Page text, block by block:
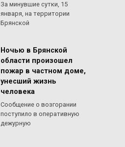
За минувшие сутки, 15
января, на территории
Брянской
Ночью в Брянской
области произошел
пожар в частном доме,
унесший жизнь
человека
Сообщение о возгорании
поступило в оперативную
дежурную